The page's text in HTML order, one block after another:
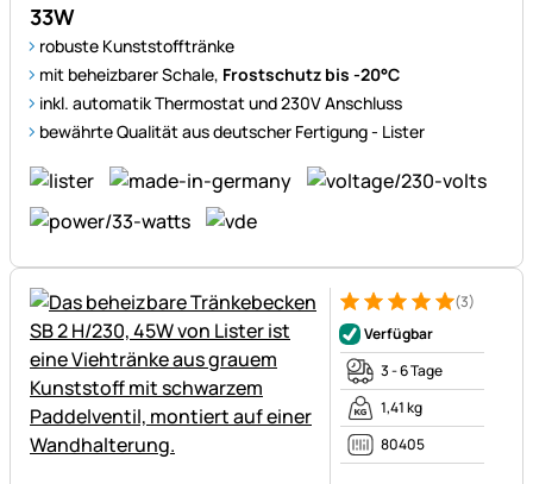
33W
robuste Kunststofftränke
mit beheizbarer Schale, Frostschutz bis -20°C
inkl. automatik Thermostat und 230V Anschluss
bewährte Qualität aus deutscher Fertigung - Lister
Bewertung: 5 von 5 (3
3 Bewertungen
(3)
Verfügbar
3 - 6 Tage
1,41 kg
80405